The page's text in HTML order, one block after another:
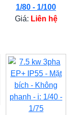
1/80 - 1/100
Giá: Liên hệ